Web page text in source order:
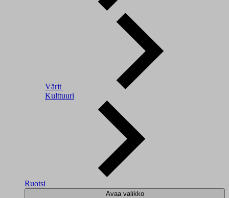
Värit
Kulttuuri
Ruotsi
Avaa valikko